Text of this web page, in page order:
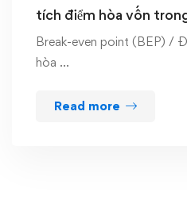
tích điểm hòa vốn
Break-even point (BEP) /
hòa …
Read more